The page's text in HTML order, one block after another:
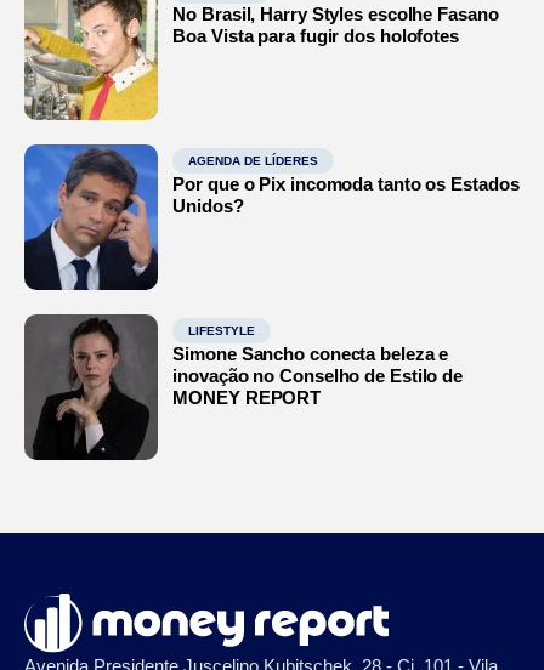
No Brasil, Harry Styles escolhe Fasano
Boa Vista para fugir dos holofotes
AGENDA DE LÍDERES
Por que o Pix incomoda tanto os Estados
Unidos?
LIFESTYLE
Simone Sancho conecta beleza e
inovação no Conselho de Estilo de
MONEY REPORT
Avenida Presidente Juscelino Kubitschek, 28 - Cj. 101 - Vila